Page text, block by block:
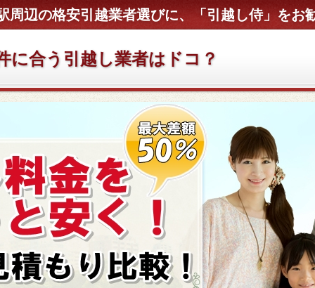
周辺の格安引越業者選びに、「引越し侍」をお
に合う引越し業者はドコ？